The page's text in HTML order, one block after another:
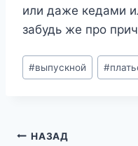
или даже кедами
забудь же про
Метки
записи:
#выпускной #
Навигация
НАЗАД